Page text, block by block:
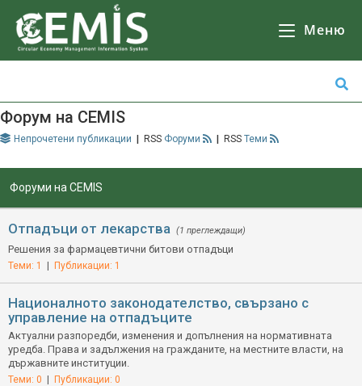
Меню
Форум на CEMIS
Непрочетени публикации Форуми Теми
Форуми на CEMIS
Отпадъци от лекарства (1 преглеждащи)
Решения за фармацевтични битови отпадъци
Теми: 1 Публикации: 1
Националното законодателство, свързано с
управление на отпадъците
Актуални разпоредби, изменения и допълнения на нормативната
уредба. Права и задължения на гражданите, на местните власти, на
държавните институции.
Теми: 0 Публикации: 0